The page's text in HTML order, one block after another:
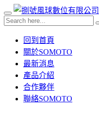
回到首頁
關於SOMOTO
最新消息
產品介紹
合作夥伴
聯絡SOMOTO